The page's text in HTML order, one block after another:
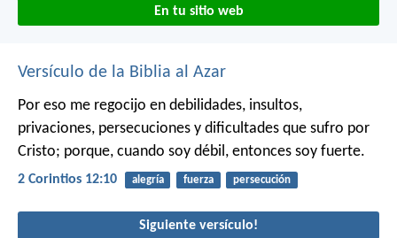
En tu sitio web
Versículo de la Biblia al Azar
Por eso me regocijo en debilidades, insultos,
privaciones, persecuciones y dificultades que sufro por
Cristo; porque, cuando soy débil, entonces soy fuerte.
2 Corintios 12:10 alegría fuerza persecución
Siguiente versículo!